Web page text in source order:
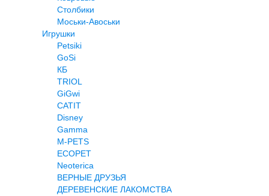
Столбики
Моськи-Авоськи
Игрушки
Petsiki
GoSi
КБ
TRIOL
GiGwi
CATIT
Disney
Gamma
M-PETS
ECOPET
Neoterica
ВЕРНЫЕ ДРУЗЬЯ
ДЕРЕВЕНСКИЕ ЛАКОМСТВА